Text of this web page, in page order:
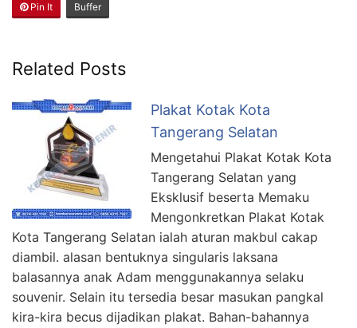
Pin It Buffer
Related Posts
Plakat Kotak Kota
Tangerang Selatan
Mengetahui Plakat Kotak Kota
Tangerang Selatan yang
Eksklusif beserta Memaku
Mengonkretkan Plakat Kotak
Kota Tangerang Selatan ialah aturan makbul cakap
diambil. alasan bentuknya singularis laksana
balasannya anak Adam menggunakannya selaku
souvenir. Selain itu tersedia besar masukan pangkal
kira-kira becus dijadikan plakat. Bahan-bahannya